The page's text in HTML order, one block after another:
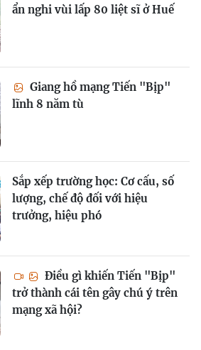
ẩn nghi vùi lấp 80 liệt sĩ ở Huế
Giang hồ mạng Tiến "Bịp"
lĩnh 8 năm tù
Sắp xếp trường học: Cơ cấu, số
lượng, chế độ đối với hiệu
trưởng, hiệu phó
Điều gì khiến Tiến "Bịp"
trở thành cái tên gây chú ý trên
mạng xã hội?